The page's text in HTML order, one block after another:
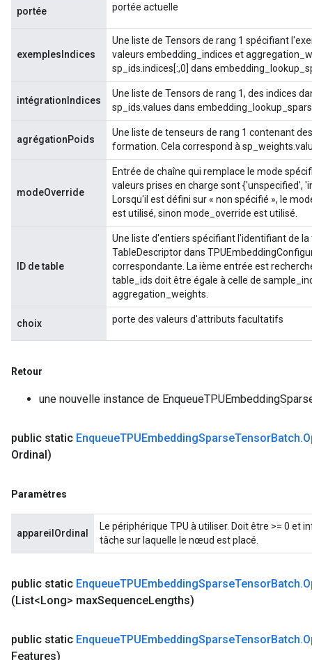
portée portée actuelle
exemplesIndices
Une liste de Tensors de rang 1 spécifiant
valeurs embedding_indices et
sp_ids.indices[:,0] dans
intégrationIndices
Une liste de Tensors de rang 1, des indices
sp_ids.values ​​dans
agrégationPoids
Une liste de tenseurs de rang 1 contenant
formation. Cela correspond à
modeOverride
Entrée de chaîne qui remplace le mode
valeurs prises en charge sont {'unspecified',
Lorsqu'il est défini sur « non spécifié », le
est utilisé, sinon mode_override est utilisé.
ID de table
Une liste d'entiers spécifiant l'identifiant de
TableDescriptor dans
correspondante. La ième entrée est
table_ids doit être égale à celle de
aggregation_weights.
choix porte des valeurs d'attributs facultatifs
Retour
une nouvelle instance de
public static EnqueueTPUEmbeddingSparseTensorBatch.
Ordinal)
Paramètres
appareilOrdinal
Le périphérique TPU à utiliser. Doit être >= 0 et
tâche sur laquelle le nœud est placé.
public static EnqueueTPUEmbeddingSparseTensorBatch.
(List<Long> maxSequenceLengths)
public static EnqueueTPUEmbeddingSparseTensorBatch.
Features)